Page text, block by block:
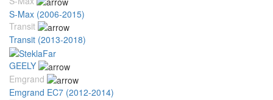
S-Max (2006-2015)
Transit
Transit (2013-2018)
GEELY
Emgrand
Emgrand EC7 (2012-2014)